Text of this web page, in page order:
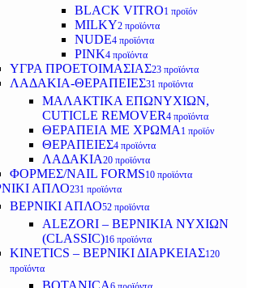
BLACK VITRO1 προϊόν
MILKY2 προϊόντα
NUDE4 προϊόντα
PINK4 προϊόντα
ΥΓΡΑ ΠΡΟΕΤΟΙΜΑΣΙΑΣ23 προϊόντα
ΛΑΔΑΚΙΑ-ΘΕΡΑΠΕΙΕΣ31 προϊόντα
ΜΑΛΑΚΤΙΚΑ ΕΠΩΝΥΧΙΩΝ,
CUTICLE REMOVER4 προϊόντα
ΘΕΡΑΠΕΙΑ ΜΕ ΧΡΩΜΑ 1 προϊόν
ΘΕΡΑΠΕΙΕΣ4 προϊόντα
ΛΑΔΑΚΙΑ20 προϊόντα
ΦΟΡΜΕΣ/NAIL FORMS10 προϊόντα
ΑΠΛΟ231 προϊόντα
ΒΕΡΝΙΚΙ ΑΠΛΟ52 προϊόντα
ALEZORI – ΒΕΡΝΙΚΙΑ ΝΥΧΙΩΝ
(CLASSIC)16 προϊόντα
KINETICS – ΒΕΡΝΙΚΙ ΔΙΑΡΚΕΙΑΣ120
προϊόντα
BOTANICA